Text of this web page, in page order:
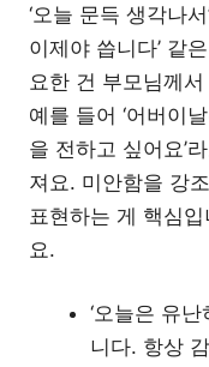
‘오늘 문득 생각나
이제야 씁니다’ 같
요한 건 부모님께
예를 들어 ‘어버이
을 전하고 싶어요’
져요. 미안함을 강
표현하는 게 핵심
요.
‘오늘은 유
니다. 항상